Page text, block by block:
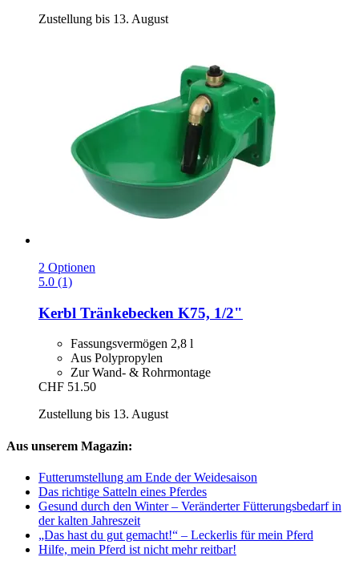
Zustellung bis 13. August
2 Optionen
5.0 (1)
Kerbl Tränkebecken K75, 1/2"
Fassungsvermögen 2,8 l
Aus Polypropylen
Zur Wand- & Rohrmontage
CHF 51.50
Zustellung bis 13. August
Aus unserem Magazin:
Futterumstellung am Ende der Weidesaison
Das richtige Satteln eines Pferdes
Gesund durch den Winter – Veränderter Fütterungsbedarf in
der kalten Jahreszeit
„Das hast du gut gemacht!“ – Leckerlis für mein Pferd
Hilfe, mein Pferd ist nicht mehr reitbar!